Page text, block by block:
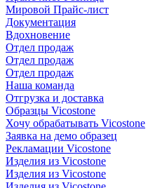
Мировой Прайс-лист
Документация
Вдохновение
Отдел продаж
Отдел продаж
Отдел продаж
Наша команда
Отгрузка и доставка
Образцы Vicostone
Хочу обрабатывать Vicostone
Заявка на демо образец
Рекламации Vicostone
Изделия из Vicostone
Изделия из Vicostone